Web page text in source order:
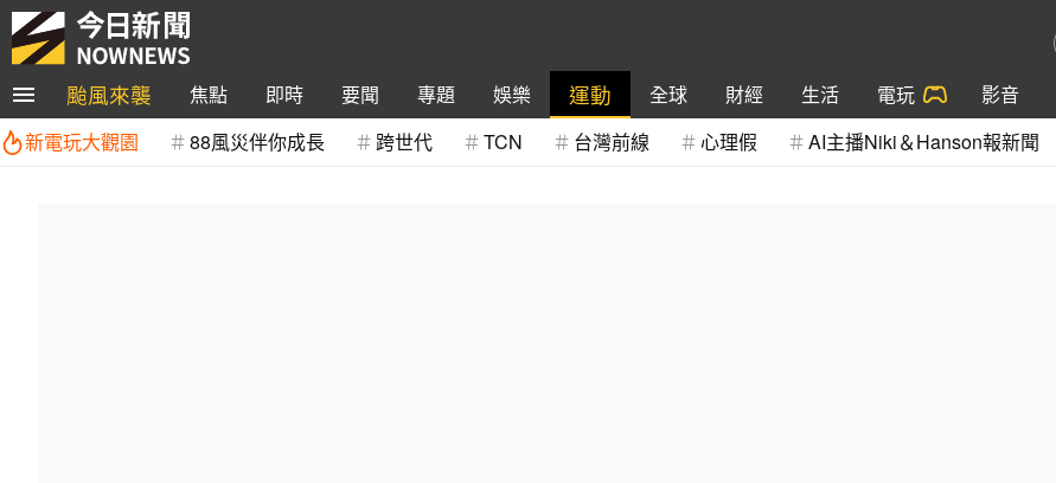
颱風來襲 焦點 即時 要聞 專題 娛樂 運動 全球 財經 生活 電玩 影音
新電玩大觀園
88風災伴你成長 跨世代 TCN 台灣前線 心理假 AI主播Niki＆Hanson報新聞